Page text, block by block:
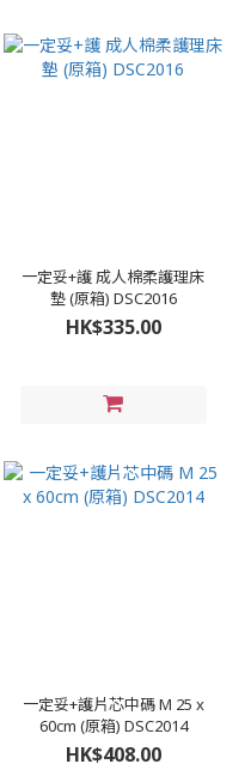
一定妥+護 成人棉柔護理床
墊 (原箱) DSC2016
HK$335.00
一定妥+護片芯中碼 M 25 x
60cm (原箱) DSC2014
HK$408.00